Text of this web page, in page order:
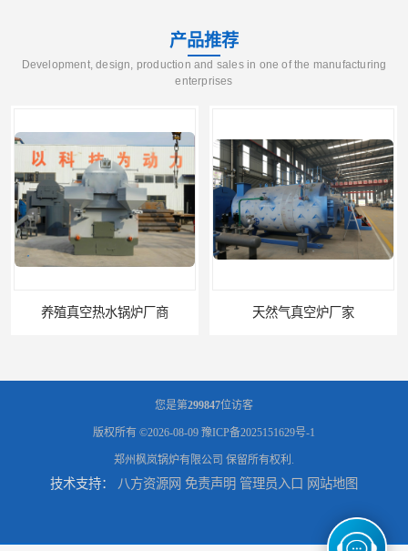
产品推荐
Development, design, production and sales in one of the manufacturing
enterprises
养殖真空热水锅炉厂商 天然气真空炉厂家
湿背式真空热水锅炉厂商 湿背式真空炉厂家
您是第299847位访客
版权所有 ©2026-08-09 豫ICP备2025151629号-1
郑州枫岚锅炉有限公司 保留所有权利.
技术支持： 八方资源网 免责声明 管理员入口 网站地图